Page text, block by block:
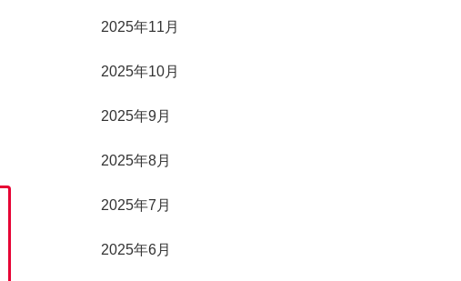
2025年11月
2025年10月
2025年9月
2025年8月
2025年7月
2025年6月